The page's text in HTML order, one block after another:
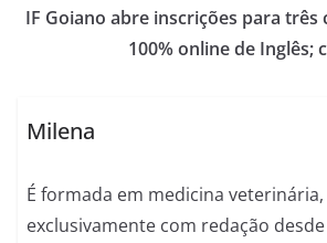
IF Goiano abre inscrições para
100% online de Inglês;
Milena
É formada em medicina
exclusivamente com redação